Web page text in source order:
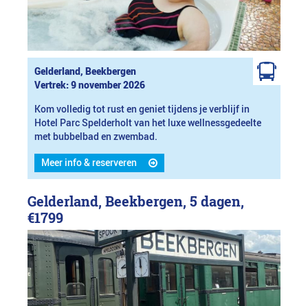
Gelderland, Beekbergen
Vertrek: 9 november 2026
Kom volledig tot rust en geniet tijdens je verblijf in
Hotel Parc Spelderholt van het luxe wellnessgedeelte
met bubbelbad en zwembad.
Meer info & reserveren
Gelderland, Beekbergen, 5 dagen,
€1799